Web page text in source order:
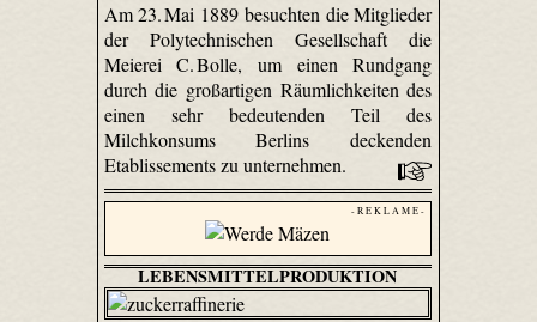
Am 23. Mai 1889 besuchten die Mitglieder
der Polytechnischen Gesellschaft die
Meierei C. Bolle, um einen Rundgang
durch die großartigen Räumlichkeiten des
einen sehr bedeutenden Teil des
Milchkonsums Berlins deckenden
Etablissements zu unternehmen.
- R E K L A M E -
LEBENSMITTELPRODUKTION